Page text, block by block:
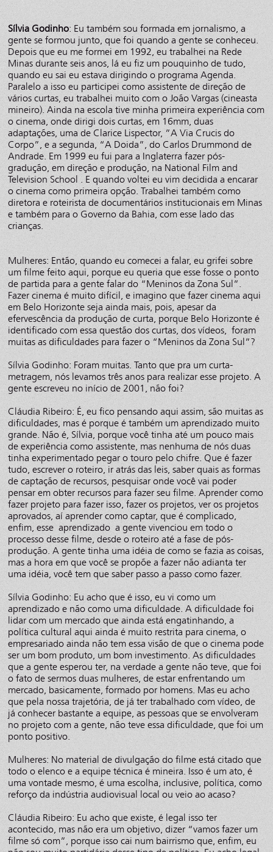
Sílvia Godinho: Eu também sou formada em jornalismo, a
gente se formou junto, que foi quando a gente se conheceu.
Depois que eu me formei em 1992, eu trabalhei na Rede
Minas durante seis anos, lá eu fiz um pouquinho de tudo,
quando eu sai eu estava dirigindo o programa Agenda.
Paralelo a isso eu participei como assistente de direção de
vários curtas, eu trabalhei muito com o João Vargas (cineasta
mineiro). Ainda na escola tive minha primeira experiência com
o cinema, onde dirigi dois curtas, em 16mm, duas
adaptações, uma de Clarice Lispector, ”A Via Crucis do
Corpo”, e a segunda, “A Doida”, do Carlos Drummond de
Andrade. Em 1999 eu fui para a Inglaterra fazer pós-
gradução, em direção e produção, na National Film and
Television School . E quando voltei eu vim decidida a encarar
o cinema como primeira opção. Trabalhei também como
diretora e roteirista de documentários institucionais em Minas
e também para o Governo da Bahia, com esse lado das
crianças.
Mulheres: Então, quando eu comecei a falar, eu grifei sobre
um filme feito aqui, porque eu queria que esse fosse o ponto
de partida para a gente falar do “Meninos da Zona Sul”.
Fazer cinema é muito difícil, e imagino que fazer cinema aqui
em Belo Horizonte seja ainda mais, pois, apesar da
efervescência da produção de curta, porque Belo Horizonte é
identificado com essa questão dos curtas, dos vídeos, foram
muitas as dificuldades para fazer o “Meninos da Zona Sul”?
Sílvia Godinho: Foram muitas. Tanto que pra um curta-
metragem, nós levamos três anos para realizar esse projeto. A
gente escreveu no início de 2001, não foi?
Cláudia Ribeiro: É, eu fico pensando aqui assim, são muitas as
dificuldades, mas é porque é também um aprendizado muito
grande. Não é, Sílvia, porque você tinha até um pouco mais
de experiência como assistente, mas nenhuma de nós duas
tinha experimentado pegar o touro pelo chifre. Que é fazer
tudo, escrever o roteiro, ir atrás das leis, saber quais as formas
de captação de recursos, pesquisar onde você vai poder
pensar em obter recursos para fazer seu filme. Aprender como
fazer projeto para fazer isso, fazer os projetos, ver os projetos
aprovados, aí aprender como captar, que é complicado,
enfim, esse aprendizado a gente vivenciou em todo o
processo desse filme, desde o roteiro até a fase de pós-
produção. A gente tinha uma idéia de como se fazia as coisas,
mas a hora em que você se propõe a fazer não adianta ter
uma idéia, você tem que saber passo a passo como fazer.
Sílvia Godinho: Eu acho que é isso, eu vi como um
aprendizado e não como uma dificuldade. A dificuldade foi
lidar com um mercado que ainda está engatinhando, a
política cultural aqui ainda é muito restrita para cinema, o
empresariado ainda não tem essa visão de que o cinema pode
ser um bom produto, um bom investimento. As dificuldades
que a gente esperou ter, na verdade a gente não teve, que foi
o fato de sermos duas mulheres, de estar enfrentando um
mercado, basicamente, formado por homens. Mas eu acho
que pela nossa trajetória, de já ter trabalhado com vídeo, de
já conhecer bastante a equipe, as pessoas que se envolveram
no projeto com a gente, não teve essa dificuldade, que foi um
ponto positivo.
Mulheres: No material de divulgação do filme está citado que
todo o elenco e a equipe técnica é mineira. Isso é um ato, é
uma vontade mesmo, é uma escolha, inclusive, política, como
reforço da indústria audiovisual local ou veio ao acaso?
Cláudia Ribeiro: Eu acho que existe, é legal isso ter
acontecido, mas não era um objetivo, dizer “vamos fazer um
filme só com”, porque isso cai num bairrismo que, enfim, eu